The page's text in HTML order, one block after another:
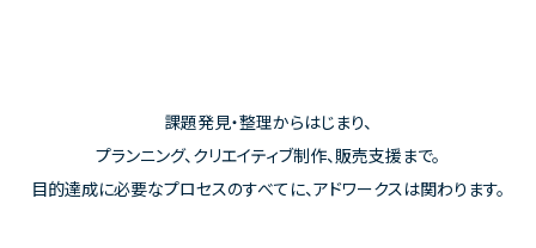
課題発見・整理からはじまり、
プランニング、クリエイティブ制作、販売支援まで。
目的達成に必要なプロセスのすべてに、アドワークスは関わります。